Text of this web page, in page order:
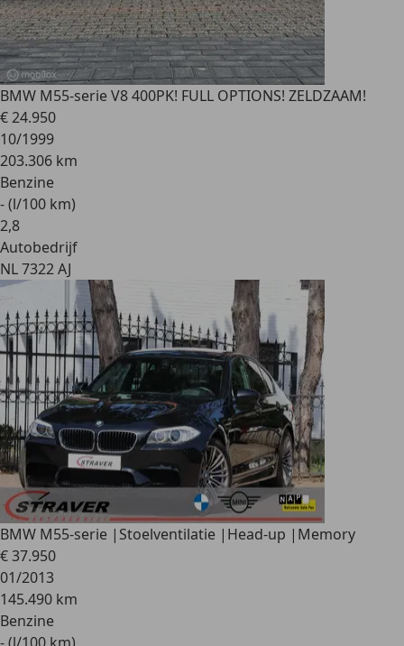
BMW M55-serie V8 400PK! FULL OPTIONS! ZELDZAAM!
€ 24.950
10/1999
203.306 km
Benzine
- (l/100 km)
2,8
Autobedrijf
NL 7322 AJ
BMW M55-serie |Stoelventilatie |Head-up |Memory
€ 37.950
01/2013
145.490 km
Benzine